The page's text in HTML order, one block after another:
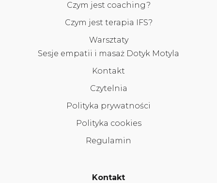
Czym jest coaching?
Czym jest terapia IFS?
Warsztaty
Sesje empatii i masaż Dotyk Motyla
Kontakt
Czytelnia
Polityka prywatności
Polityka cookies
Regulamin
Kontakt